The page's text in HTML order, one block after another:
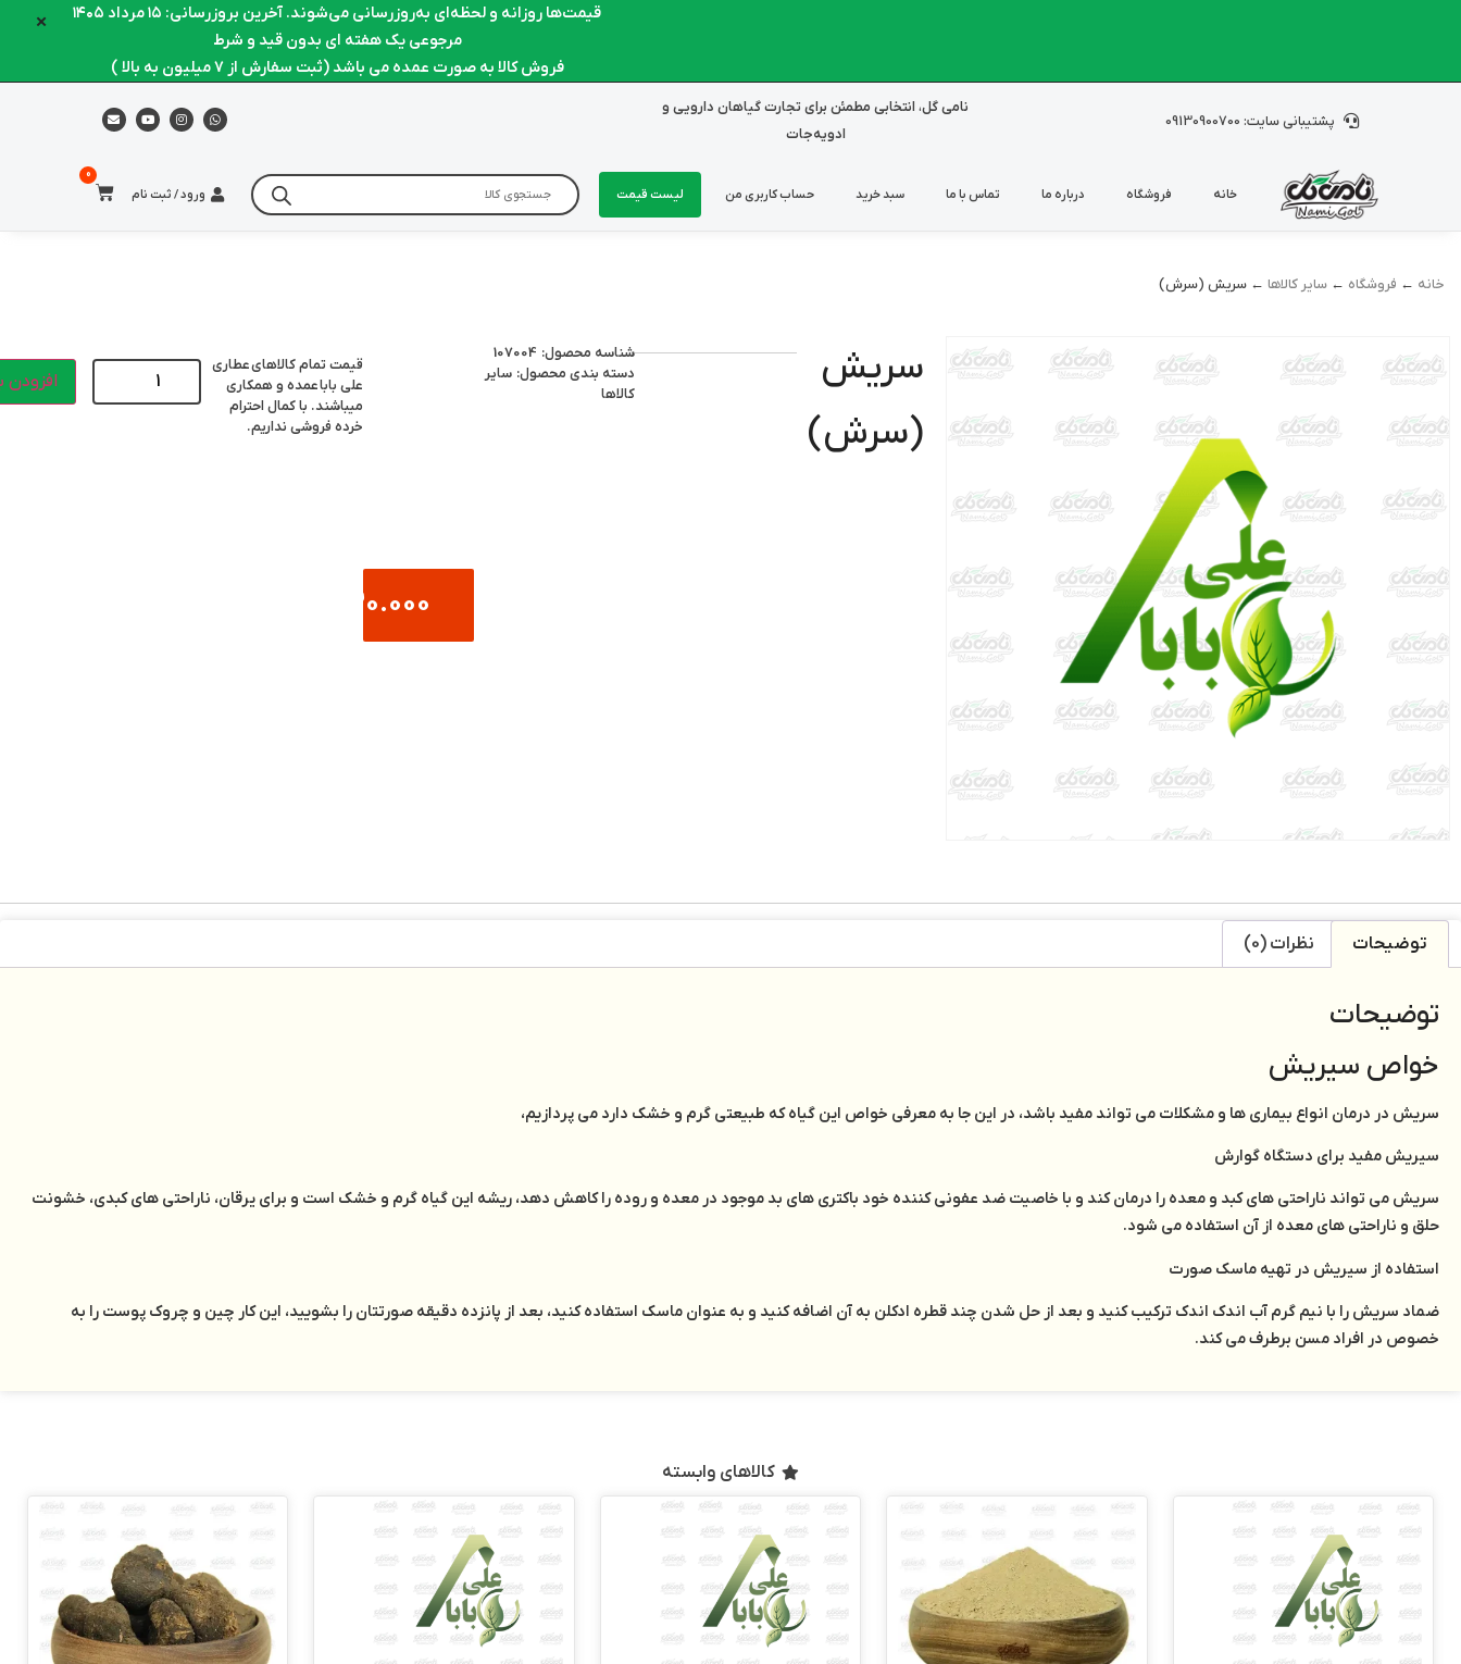
×
قیمت‌ها روزانه و لحظه‌ای به‌روزرسانی می‌شوند. آخرین بروزرسانی: ۱۵ مرداد ۱۴۰۵
مرجوعی یک هفته ای بدون قید و شرط
فروش کالا به صورت عمده می باشد (ثبت سفارش از 7 میلیون به بالا )
پشتیبانی سایت: 09130900700
نامی گل، انتخابی مطمئن برای تجارت گیاهان دارویی و
ادویه‌جات
ورود / ثبت نام خانه فروشگاه درباره ما تماس با ما سبد خرید حساب کاربری من لیست قیمت
خانه ← فروشگاه ← سایر کالاها ← سریش (سرش)
سریش
(سرش)
شناسه محصول: 107004
دسته بندی محصول: سایر
کالاها
130.000
قیمت تمام کالاهایعطاری
علی باباعمده و همکاری
میباشند. با کمال احترام
خرده فروشی نداریم.
افزودن
توضیحات نظرات (0)
توضیحات
خواص سیریش
سریش در درمان انواع بیماری ها و مشکلات می تواند مفید باشد، در این جا به معرفی خواص این گیاه که طبیعتی گرم و خشک دارد می پردازیم،
سیریش مفید برای دستگاه گوارش
سریش می تواند ناراحتی های کبد و معده را درمان کند و با خاصیت ضد عفونی کننده خود باکتری های بد موجود در معده و روده را کاهش دهد، ریشه این گیاه گرم و خشک است و برای یرقان، ناراحتی های کبدی، خشونت
حلق و ناراحتی های معده از آن استفاده می شود.
استفاده از سیریش در تهیه ماسک صورت
ضماد سریش را با نیم گرم آب اندک اندک ترکیب کنید و بعد از حل شدن چند قطره ادکلن به آن اضافه کنید و به عنوان ماسک استفاده کنید، بعد از پانزده دقیقه صورتتان را بشویید، این کار چین و چروک پوست را به
خصوص در افراد مسن برطرف می کند.
کالاهای وابسته